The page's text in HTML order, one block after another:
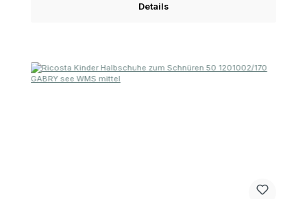
Details